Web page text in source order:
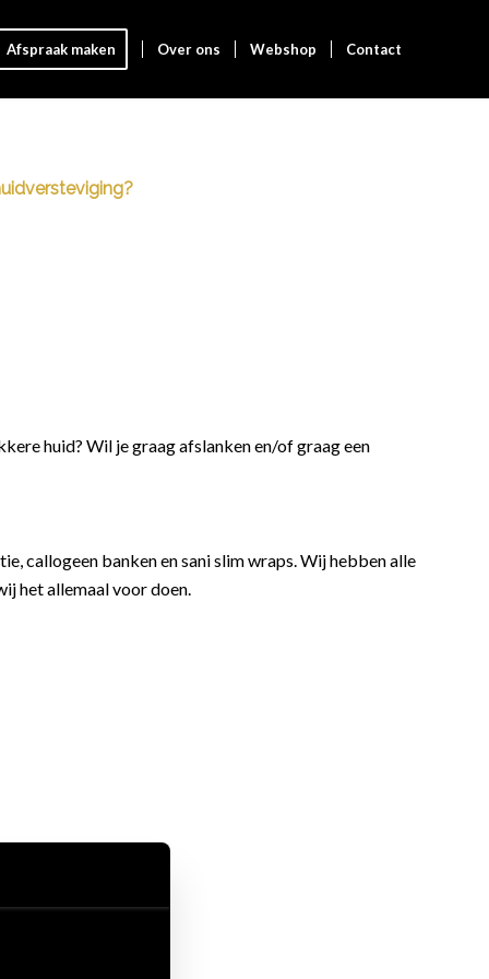
Afspraak maken Over ons Webshop Contact
huid? Wil je graag afslanken en/of graag een
callogeen banken en sani slim wraps. Wij hebben alle
het allemaal voor doen.